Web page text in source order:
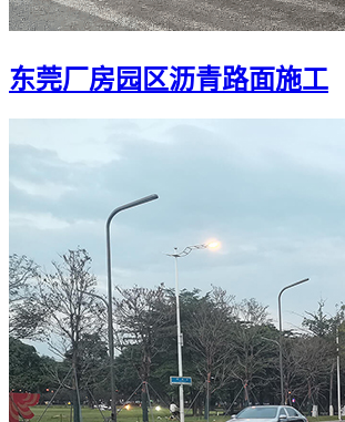
东莞厂房园区沥青路面施工